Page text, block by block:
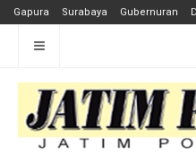
Gapura Surabaya Gubernuran